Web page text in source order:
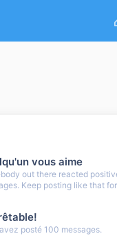
vous aime
out there reacted
Keep posting like that
posté 100 messages.